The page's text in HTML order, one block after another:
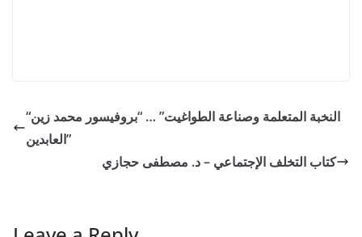
“النخبة المتعلمة وصناعة الطواغيت” … “بروفيسور محمد زين
العابدين”
كتاب التخلف الإجتماعي – د. مصطفى حجازي